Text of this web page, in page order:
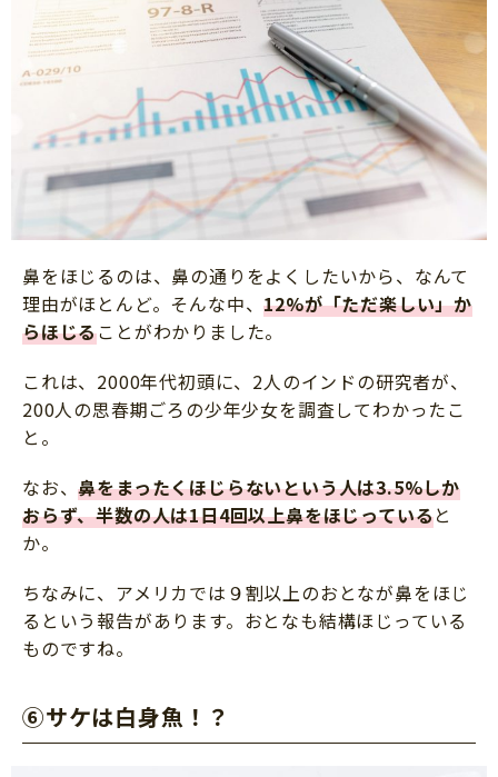
鼻をほじるのは、鼻の通りをよくしたいから、なんて
理由がほとんど。そんな中、12%が「ただ楽しい」か
らほじることがわかりました。
これは、2000年代初頭に、2人のインドの研究者が、
200人の思春期ごろの少年少女を調査してわかったこ
と。
なお、鼻をまったくほじらないという人は3.5%しか
おらず、半数の人は1日4回以上鼻をほじっていると
か。
ちなみに、アメリカでは９割以上のおとなが鼻をほじ
るという報告があります。おとなも結構ほじっている
ものですね。
⑥サケは白身魚！？